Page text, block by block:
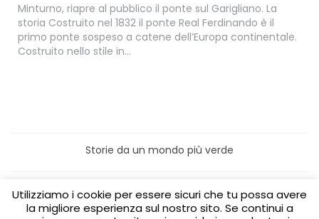
Minturno, riapre al pubblico il ponte sul Garigliano. La
storia Costruito nel 1832 il ponte Real Ferdinando è il
primo ponte sospeso a catene dell’Europa continentale.
Costruito nello stile in…
Storie da un mondo più verde
Home
Turismo sostenibile
Laboratori/Visite per le scuole
Green content per aziende Media Partner
Utilizziamo i cookie per essere sicuri che tu possa avere
la migliore esperienza sul nostro sito. Se continui a